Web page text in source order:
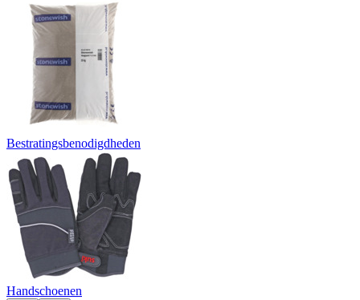
Bestratingsbenodigdheden
Handschoenen